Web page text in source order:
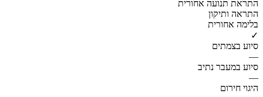
התראת תנועה אחורית
התראה ותיקון
בלימה אחורית
✓
סיוע בצמתים
—
סיוע במעבר נתיב
—
היגוי חירום